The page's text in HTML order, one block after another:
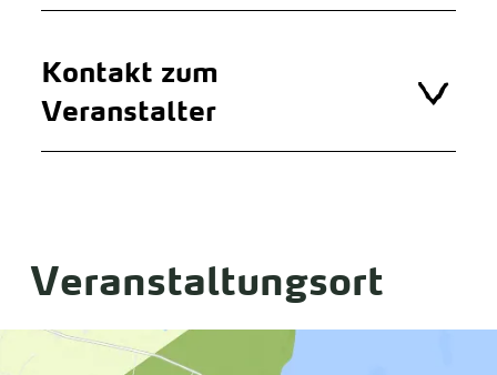
Kontakt zum
Veranstalter
Veranstaltungsort